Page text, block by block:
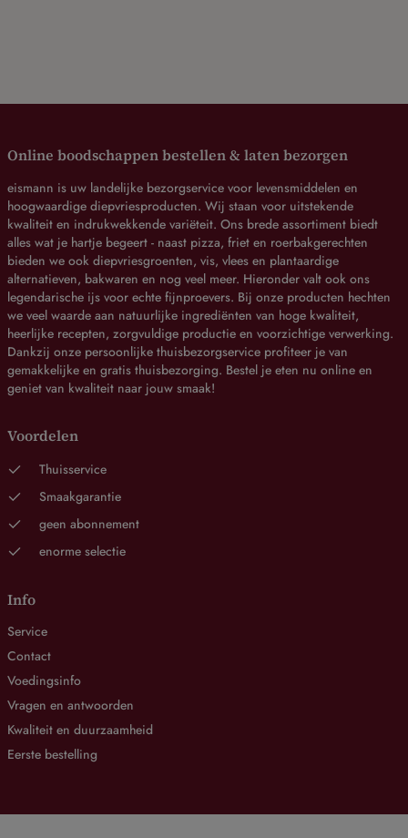
Online boodschappen bestellen & laten bezorgen
eismann is uw landelijke bezorgservice voor levensmiddelen en
hoogwaardige diepvriesproducten. Wij staan voor uitstekende
kwaliteit en indrukwekkende variëteit. Ons brede assortiment biedt
alles wat je hartje begeert - naast pizza, friet en roerbakgerechten
bieden we ook diepvriesgroenten, vis, vlees en plantaardige
alternatieven, bakwaren en nog veel meer. Hieronder valt ook ons
legendarische ijs voor echte fijnproevers. Bij onze producten hechten
we veel waarde aan natuurlijke ingrediënten van hoge kwaliteit,
heerlijke recepten, zorgvuldige productie en voorzichtige verwerking.
Dankzij onze persoonlijke thuisbezorgservice profiteer je van
gemakkelijke en gratis thuisbezorging. Bestel je eten nu online en
geniet van kwaliteit naar jouw smaak!
Voordelen
Thuisservice
Smaakgarantie
geen abonnement
enorme selectie
Info
Service
Contact
Voedingsinfo
Vragen en antwoorden
Kwaliteit en duurzaamheid
Eerste bestelling